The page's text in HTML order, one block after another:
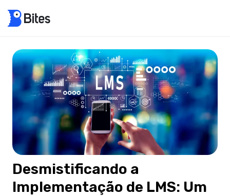
Desmistificando a
Implementação de LMS: Um